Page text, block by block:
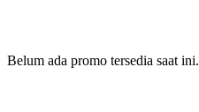
Belum ada promo tersedia saat ini.